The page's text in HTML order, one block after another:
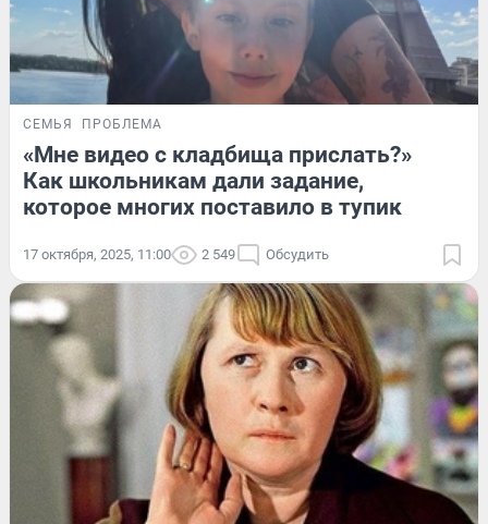
СЕМЬЯ ПРОБЛЕМА
«Мне видео с кладбища прислать?»
Как школьникам дали задание,
которое многих поставило в тупик
17 октября, 2025, 11:00 2 549 Обсудить